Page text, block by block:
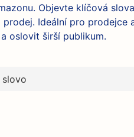
Objevte klíčová
Ideální pro
oslovit širší publikum.